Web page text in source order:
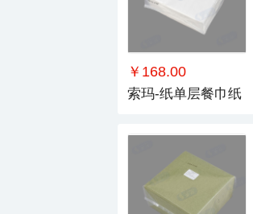
￥168.00
索玛-纸单层餐巾纸